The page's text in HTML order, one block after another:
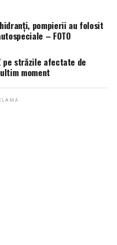
hidranți, pompierii au folosit
– FOTO
pe străzile afectate de
moment